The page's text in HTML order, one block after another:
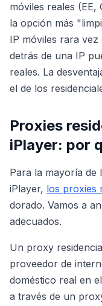
móviles reales (EE,
la opción más
IP móviles rara
detrás de una IP
reales. La
el de los
Proxies
iPlayer: por
Para la mayoría de
iPlayer, los proxies
dorado. Vamos a
adecuados.
Un proxy
proveedor de
doméstico real en
a través de un